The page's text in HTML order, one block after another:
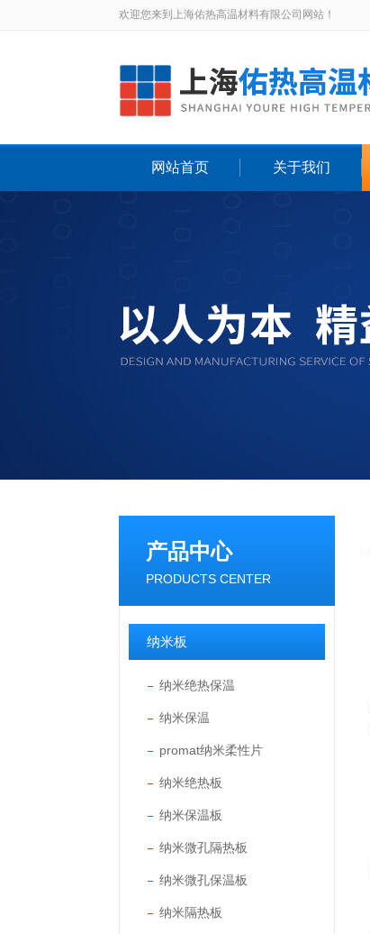
欢迎您来到上海佑热高温材料有限公司网站！
网站首页 关于我们
产品中心
PRODUCTS CENTER
纳米板
纳米绝热保温
纳米保温
promat纳米柔性片
纳米绝热板
纳米保温板
纳米微孔隔热板
纳米微孔保温板
纳米隔热板